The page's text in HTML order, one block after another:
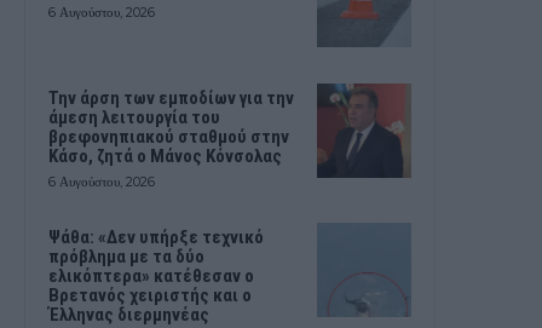
6 Αυγούστου, 2026
Την άρση των εμποδίων για την
άμεση λειτουργία του
βρεφονηπιακού σταθμού στην
Κάσο, ζητά ο Μάνος Κόνσολας
6 Αυγούστου, 2026
Ψάθα: «Δεν υπήρξε τεχνικό
πρόβλημα με τα δύο
ελικόπτερα» κατέθεσαν ο
Βρετανός χειριστής και ο
Έλληνας διερμηνέας